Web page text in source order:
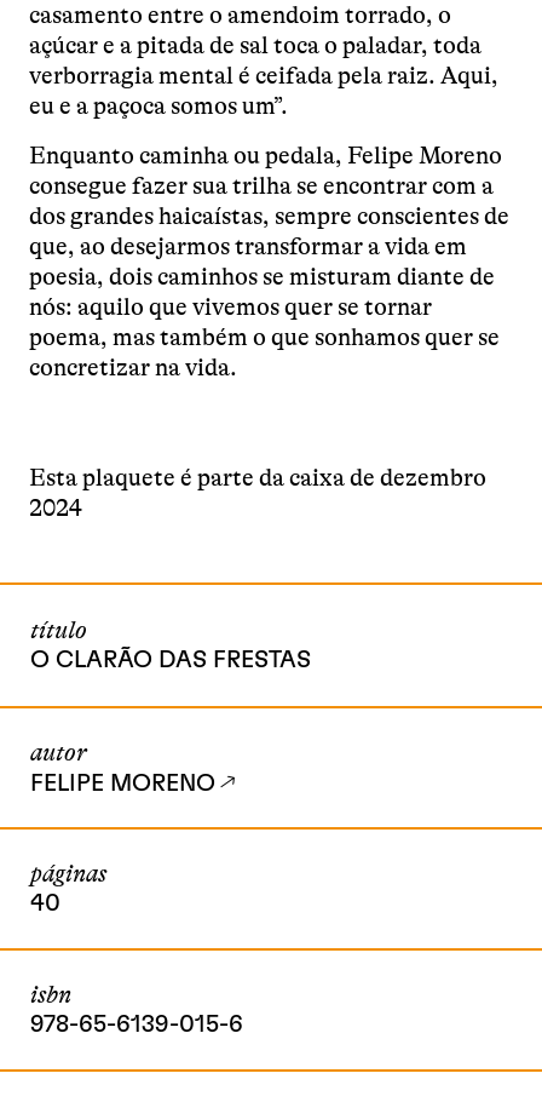
casamento entre o amendoim torrado, o
açúcar e a pitada de sal toca o paladar, toda
verborragia mental é ceifada pela raiz. Aqui,
eu e a paçoca somos um”.
Enquanto caminha ou pedala, Felipe Moreno
consegue fazer sua trilha se encontrar com a
dos grandes haicaístas, sempre conscientes de
que, ao desejarmos transformar a vida em
poesia, dois caminhos se misturam diante de
nós: aquilo que vivemos quer se tornar
poema, mas também o que sonhamos quer se
concretizar na vida.
Esta plaquete é parte da caixa de dezembro
2024
título
O CLARÃO DAS FRESTAS
autor
FELIPE MORENO
páginas
40
isbn
978-65-6139-015-6